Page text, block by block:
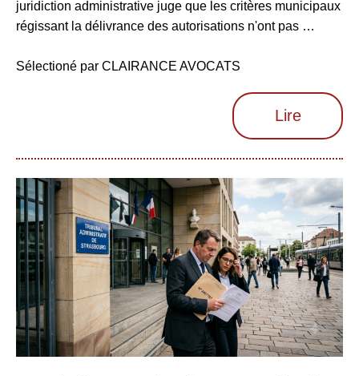
juridiction administrative juge que les critères municipaux
régissant la délivrance des autorisations n'ont pas …
Sélectioné par CLAIRANCE AVOCATS
Lire